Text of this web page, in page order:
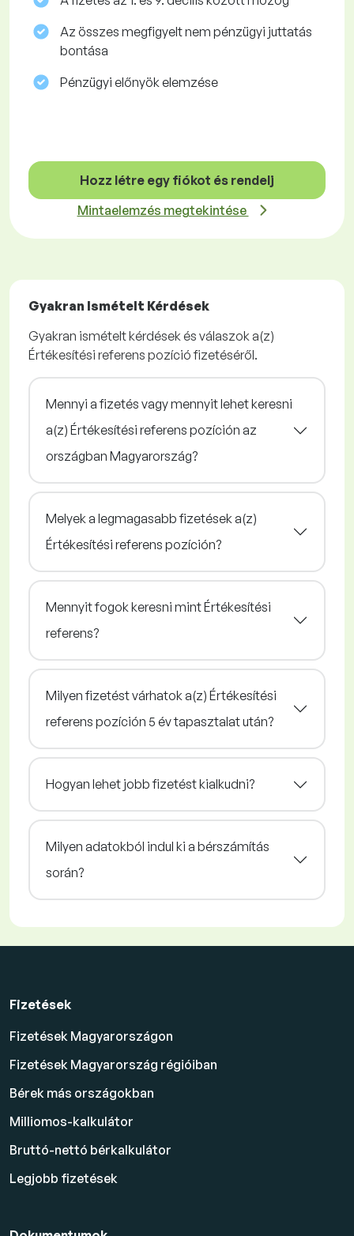
Az összes megfigyelt nem pénzügyi juttatás
bontása
Pénzügyi előnyök elemzése
Hozz létre egy fiókot és rendelj
Mintaelemzés megtekintése
Gyakran Ismételt Kérdések
Gyakran ismételt kérdések és válaszok a(z)
Értékesítési referens pozíció fizetéséről.
Mennyi a fizetés vagy mennyit lehet keresni
a(z) Értékesítési referens pozíción az
országban Magyarország?
Melyek a legmagasabb fizetések a(z)
Értékesítési referens pozíción?
Mennyit fogok keresni mint Értékesítési
referens?
Milyen fizetést várhatok a(z) Értékesítési
referens pozíción 5 év tapasztalat után?
Hogyan lehet jobb fizetést kialkudni?
Milyen adatokból indul ki a bérszámítás
során?
Fizetések
Fizetések Magyarországon
Fizetések Magyarország régióiban
Bérek más országokban
Milliomos-kalkulátor
Bruttó-nettó bérkalkulátor
Legjobb fizetések